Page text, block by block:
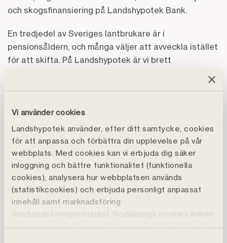
Vi använder cookies
Landshypotek använder, efter ditt samtycke, cookies
för att anpassa och förbättra din upplevelse på vår
webbplats. Med cookies kan vi erbjuda dig säker
inloggning och bättre funktionalitet (funktionella
cookies), analysera hur webbplatsen används
(statistikcookies) och erbjuda personligt anpassat
innehåll samt marknadsföring
(marknadsföringscookies). Nödvändiga cookies kräver
inte samtycke. Genom att klicka på ”Tillåt alla" godtar
och skogsfinansiering på Landshypotek Bank.
En tredjedel av Sveriges lantbrukare är i
pensionsåldern, och många väljer att avveckla istället
för att skifta. På Landshypotek är vi brett
verksamheten tas med i arbetet för framtidens
lantbrukare.
– Även om det, totalt sett, är en relativt liten andel
som kan tänka sig att flytta är det intressant att
yngre lantbrukare är tre gånger mer öppna för det än
snittet. Bristen på mark och anpassade gårdar är
stora hinder för att växa och starta eget. Om fler
unga är beredda att flytta dit förutsättningarna är
mer lämpade kan det på sikt bidra till fler lantbruk och